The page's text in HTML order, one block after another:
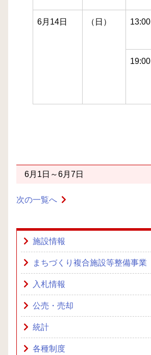
6月14日 （日） 13:00
19:00
6月1日～6月7日
次の一覧へ
施設情報
まちづくり複合施設等整備事業
入札情報
公売・売却
統計
各種制度